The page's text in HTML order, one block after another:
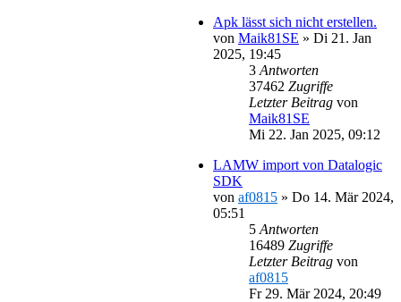
Apk lässt sich nicht erstellen.
von Maik81SE » Di 21. Jan
2025, 19:45
3 Antworten
37462 Zugriffe
Letzter Beitrag von
Maik81SE
Mi 22. Jan 2025, 09:12
LAMW import von Datalogic
SDK
von af0815 » Do 14. Mär 2024,
05:51
5 Antworten
16489 Zugriffe
Letzter Beitrag von
af0815
Fr 29. Mär 2024, 20:49